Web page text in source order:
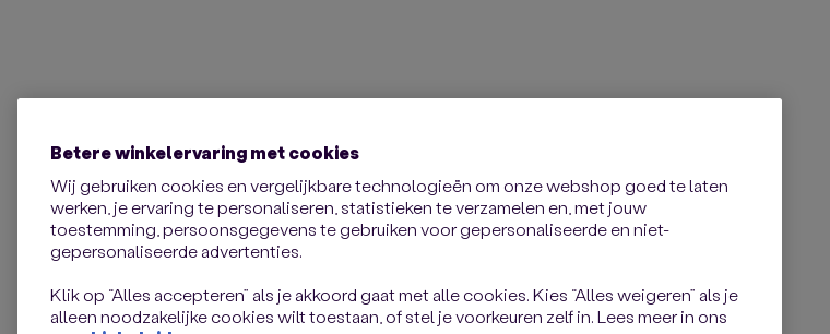
Betere winkelervaring met cookies
Wij gebruiken cookies en vergelijkbare technologieën om onze webshop goed te laten
werken, je ervaring te personaliseren, statistieken te verzamelen en, met jouw
toestemming, persoonsgegevens te gebruiken voor gepersonaliseerde en niet-
gepersonaliseerde advertenties.
Klik op “Alles accepteren” als je akkoord gaat met alle cookies. Kies “Alles weigeren” als je
alleen noodzakelijke cookies wilt toestaan, of stel je voorkeuren zelf in. Lees meer in ons